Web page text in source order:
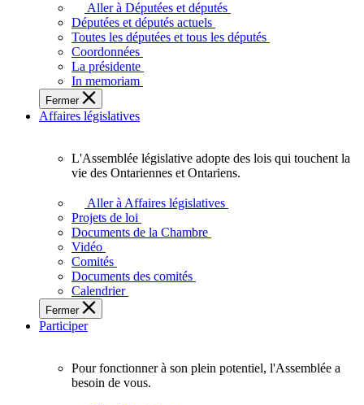
députés
vous
représentent
sein
de
l'Assemblée
législative
l'Ontario.
Aller à Députées et députés
Députées et députés actuels
Toutes les députées et tous les députés
Coordonnées
La présidente
In memoriam
Fermer
Affaires législatives
L'Assemblée
adopte
touchent
des
Ontariennes
et
L'Assemblée législative adopte des lois qui touchent la
vie des Ontariennes et Ontariens.
Aller à Affaires législatives
Projets de loi
Documents de la Chambre
Vidéo
Comités
Documents des comités
Calendrier
Fermer
Participer
Pour fonctionner à son plein potentiel, l'Assemblée a
besoin de vous.